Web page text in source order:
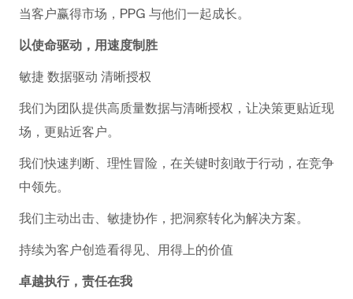
当客户赢得市场，PPG 与他们一起成长。
以使命驱动，用速度制胜
敏捷 数据驱动 清晰授权
我们为团队提供高质量数据与清晰授权，让决策更贴近现
场，更贴近客户。
我们快速判断、理性冒险，在关键时刻敢于行动，在竞争
中领先。
我们主动出击、敏捷协作，把洞察转化为解决方案。
持续为客户创造看得见、用得上的价值
卓越执行，责任在我